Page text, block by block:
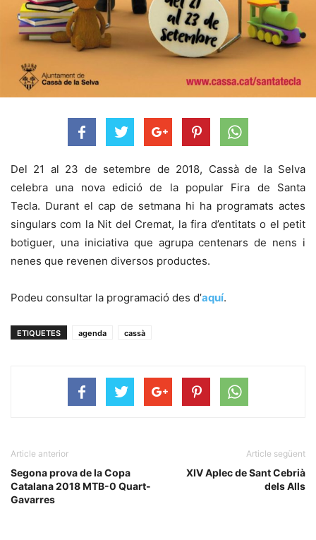
Del 21 al 23 de setembre de 2018, Cassà de la Selva
celebra una nova edició de la popular Fira de Santa
Tecla. Durant el cap de setmana hi ha programats actes
singulars com la Nit del Cremat, la fira d’entitats o el petit
botiguer, una iniciativa que agrupa centenars de nens i
nenes que revenen diversos productes.
Podeu consultar la programació des d’aquí.
ETIQUETES agenda cassà
Article anterior
Segona prova de la Copa
Catalana 2018 MTB-0 Quart-
Gavarres
Article següent
XIV Aplec de Sant Cebrià
dels Alls